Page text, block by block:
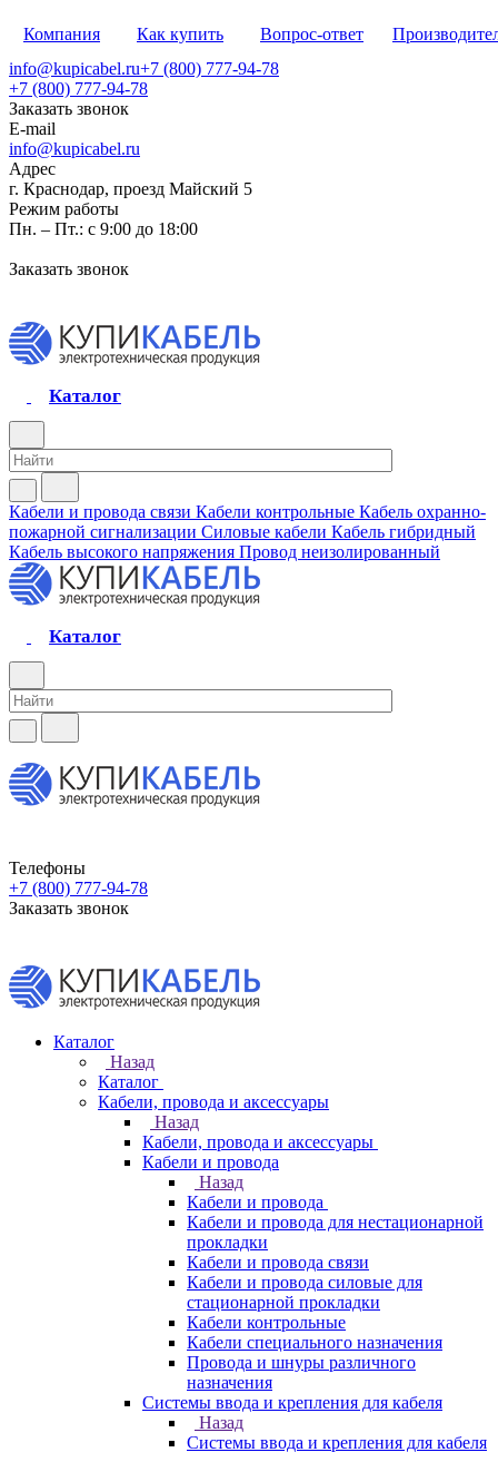
Компания Как купить Вопрос-ответ
info@kupicabel.ru+7 (800) 777-94-78
+7 (800) 777-94-78
Заказать звонок
E-mail
info@kupicabel.ru
Адрес
г. Краснодар, проезд Майский 5
Режим работы
Пн. – Пт.: с 9:00 до 18:00
Заказать звонок
Каталог
Кабели и провода связи Кабели контрольные Кабель охранно-
пожарной сигнализации Силовые кабели Кабель гибридный
Кабель высокого напряжения Провод неизолированный
Каталог
Телефоны
+7 (800) 777-94-78
Заказать звонок
Каталог
Назад
Каталог
Кабели, провода и аксессуары
Назад
Кабели, провода и аксессуары
Кабели и провода
Назад
Кабели и провода
Кабели и провода для нестационарной
прокладки
Кабели и провода связи
Кабели и провода силовые для
стационарной прокладки
Кабели контрольные
Кабели специального назначения
Провода и шнуры различного
назначения
Системы ввода и крепления для кабеля
Назад
Системы ввода и крепления для кабеля